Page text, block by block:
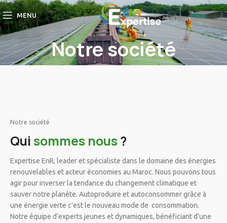
MENU
Notre société
Notre société
Quisommes nous?
Expertise EnR, leader et spécialiste dans le domaine des énergies
renouvelables et acteur économies au Maroc. Nous pouvons tous
agir pour inverser la tendance du changement climatique et
sauver notre planète. Autoproduire et autoconsommer grâce à
une énergie verte c’est le nouveau mode de consommation.
Notre équipe d’experts jeunes et dynamiques, bénéficiant d’une